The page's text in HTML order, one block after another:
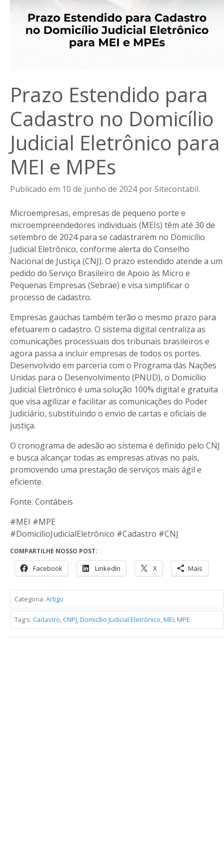
Prazo Estendido para
Cadastro no Domicílio
Judicial Eletrônico para
MEI e MPEs
Publicado em 10 de junho de 2024 por Sitecontabil.
Microempresas, empresas de pequeno porte e
microempreendedores individuais (MEIs) têm até 30 de
setembro de 2024 para se cadastrarem no Domicílio
Judicial Eletrônico, conforme alerta do Conselho
Nacional de Justiça (CNJ). O prazo estendido atende a um
pedido do Serviço Brasileiro de Apoio às Micro e
Pequenas Empresas (Sebrae) e visa simplificar o
processo de cadastro.
Empresas gaúchas também terão o mesmo prazo para
efetuarem o cadastro. O sistema digital centraliza as
comunicações processuais dos tribunais brasileiros e
agora passa a incluir empresas de todos os portes.
Desenvolvido em parceria com o Programa das Nações
Unidas para o Desenvolvimento (PNUD), o Domicílio
Judicial Eletrônico é uma solução 100% digital e gratuita
que visa agilizar e facilitar as comunicações do Poder
Judiciário, substituindo o envio de cartas e oficiais de
justiça.
O cronograma de adesão ao sistema é definido pelo CNJ
e busca alcançar todas as empresas ativas no país,
promovendo uma prestação de serviços mais ágil e
eficiente.
Fonte: Contábeis
#MEI #MPE
#DomicílioJudicialEletrônico #Cadastro #CNJ
COMPARTILHE NOSSO POST:
Facebook LinkedIn X Mais
Categoria: Artigo
Tag's: Cadastro, CNPJ,Domicílio Judicial Eletrônico,MEI,MPE